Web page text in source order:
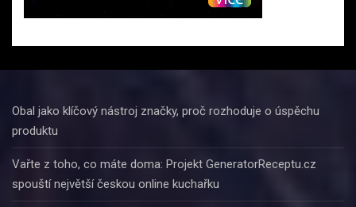
Obal jako klíčový nástroj značky, proč rozhoduje o úspěchu
produktu
Vařte z toho, co máte doma: Projekt GeneratorReceptu.cz
spouští největší českou online kuchařku